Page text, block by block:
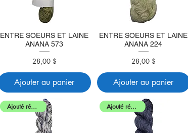
ENTRE SOEURS ET LAINE
ANANA 573
Prix
28,00 $
Ajouter au panier
ENTRE SOEURS ET LAINE
ANANA 224
Prix
28,00 $
Ajouter au panier
Ajouté récemment Ajouté récemment